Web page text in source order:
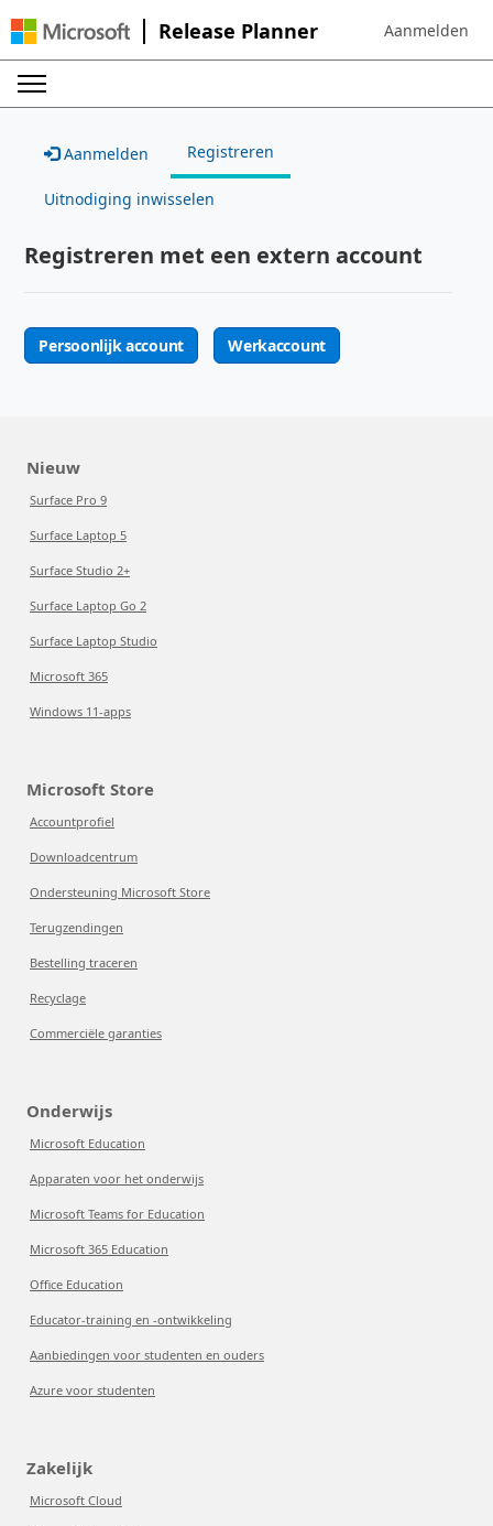
Release Planner Sign in to your
Aanmelden
Aanmelden Registreren
Uitnodiging inwisselen
Registreren met een extern account
Persoonlijk account Werkaccount
Nieuw
Surface Pro 9
Surface Laptop 5
Surface Studio 2+
Surface Laptop Go 2
Surface Laptop Studio
Microsoft 365
Windows 11-apps
Microsoft Store
Accountprofiel
Downloadcentrum
Ondersteuning Microsoft Store
Terugzendingen
Bestelling traceren
Recyclage
Commerciële garanties
Onderwijs
Microsoft Education
Apparaten voor het onderwijs
Microsoft Teams for Education
Microsoft 365 Education
Office Education
Educator-training en -ontwikkeling
Aanbiedingen voor studenten en ouders
Azure voor studenten
Zakelijk
Microsoft Cloud